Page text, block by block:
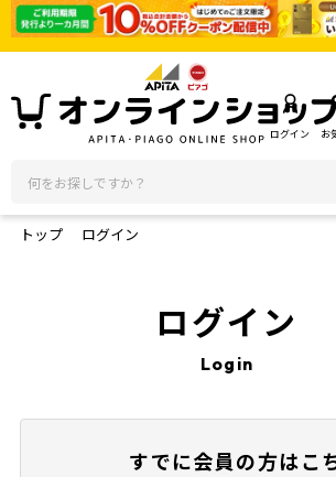
ログイン お
トップ ログイン
ログイン
Login
すでに会員の方はこ